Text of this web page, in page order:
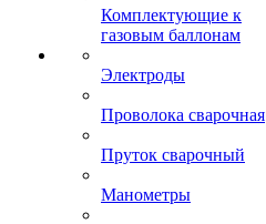
Комплектующие к
газовым баллонам
Электроды
Проволока сварочная
Пруток сварочный
Манометры